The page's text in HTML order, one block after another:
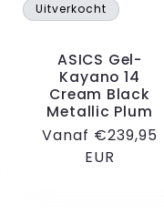
Uitverkocht
ASICS Gel-
Kayano 14
Cream Black
Metallic Plum
Normale
Vanaf €239,95
EUR